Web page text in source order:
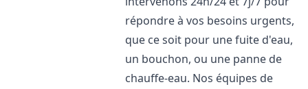
répondre à vos besoins urgents,
que ce soit pour une fuite d'eau,
un bouchon, ou une panne de
chauffe-eau. Nos équipes de